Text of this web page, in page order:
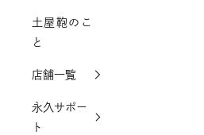
土屋鞄のこ
と
店舗一覧
永久サポー
ト